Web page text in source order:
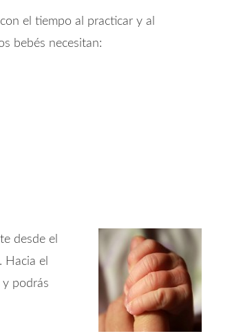
el tiempo al practicar y al
bebés necesitan:
desde el
. Hacia el
podrás